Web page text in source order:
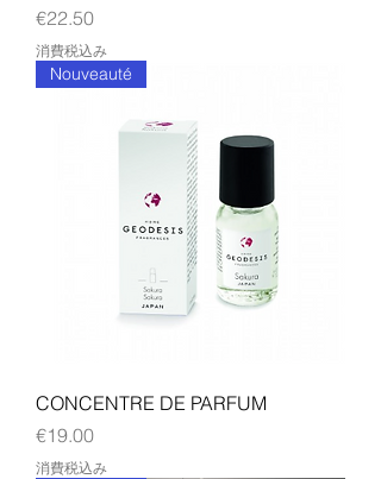
価格
€22.50
消費税込み
Nouveauté
CONCENTRE DE PARFUM
価格
€19.00
消費税込み